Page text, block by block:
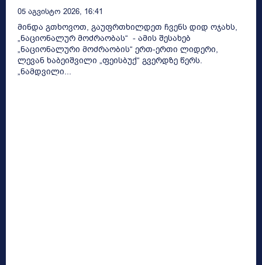
05 Აგვისტო 2026, 16:41
მინდა გთხოვოთ, გაუფრთხილდეთ ჩვენს დიდ ოჯახს,
„ნაციონალურ მოძრაობას“ - ამის შესახებ
„ნაციონალური მოძრაობის“ ერთ-ერთი ლიდერი,
ლევან ხაბეიშვილი „ფეისბუქ“ გვერდზე წერს.
„ნამდვილი...